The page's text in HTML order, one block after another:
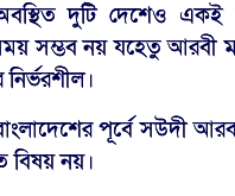
দুটি দেশেও একই
সম্ভব নয় যহেতু আরবী
পূর্বে সউদী
বিষয় নয়।